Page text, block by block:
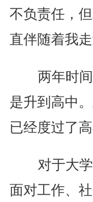
不负责任，
直伴随着我
两年时
是升到高中
已经度过了高
对于大
面对工作、